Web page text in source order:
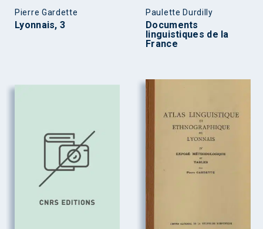
Pierre Gardette
Lyonnais, 3
Paulette Durdilly
Documents
linguistiques de la
France